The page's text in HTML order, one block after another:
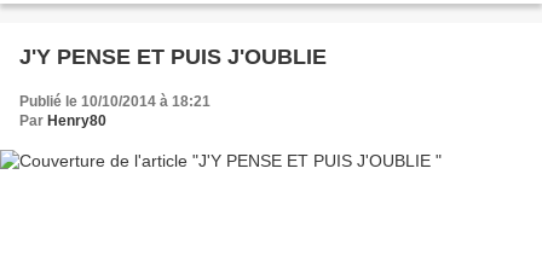
J'Y PENSE ET PUIS J'OUBLIE
Publié le 10/10/2014 à 18:21
Par Henry80